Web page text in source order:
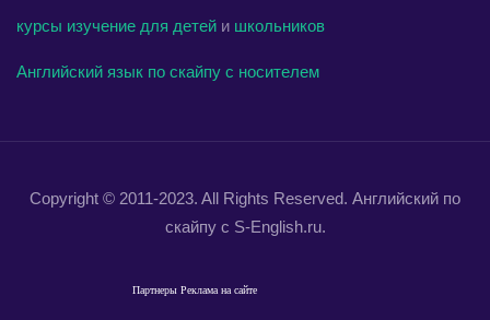
курсы изучение для детей и школьников
Английский язык по скайпу с носителем
Copyright © 2011-2023. All Rights Reserved. Английский по
скайпу с S-English.ru.
Партнеры Реклама на сайте